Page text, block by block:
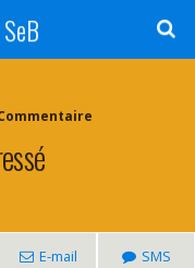
E-mail SMS